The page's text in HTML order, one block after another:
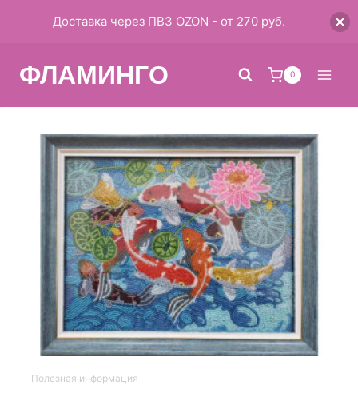
ФЛАМИНГО 0
Полезная информация
Доставка через ПВЗ OZON - от 270 руб.